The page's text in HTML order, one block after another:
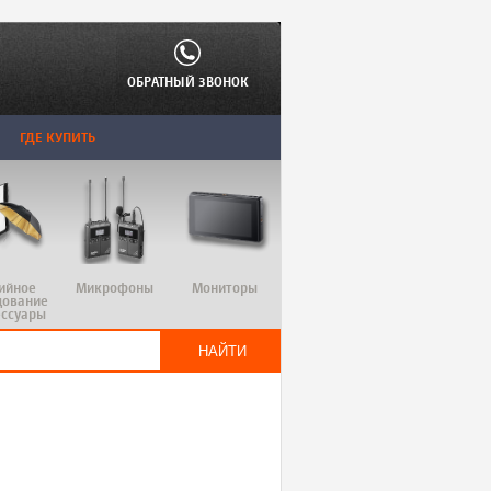
ОБРАТНЫЙ ЗВОНОК
ГДЕ КУПИТЬ
Микрофоны Мониторы